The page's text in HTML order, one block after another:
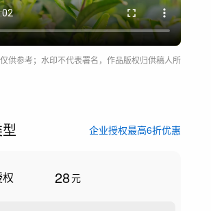
供参考；水印不代表署名，作品版权归供稿人所
企业授权最高6折优惠
28元